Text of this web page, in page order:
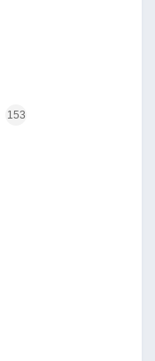
153